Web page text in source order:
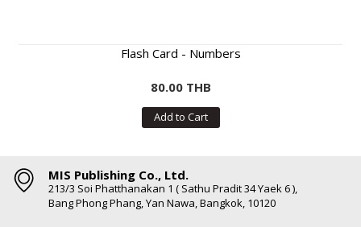
Flash Card - Numbers
80.00 THB
Add to Cart
MIS Publishing Co., Ltd.
213/3 Soi Phatthanakan 1 ( Sathu Pradit 34 Yaek 6 ),
Bang Phong Phang, Yan Nawa, Bangkok, 10120